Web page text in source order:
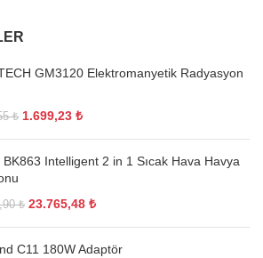
GM3120 Elektromanyetik Radyasyon
₺ 1.699,23 ₺
BK863 Intelligent 2 in 1 Sıcak Hava Havya
₺ 23.765,48 ₺
C11 180W Adaptör